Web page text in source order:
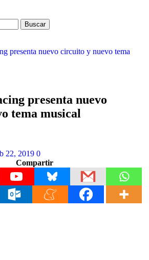
Buscar
presenta nuevo circuito y nuevo tema
presenta nuevo
tema musical
22, 2019 0
Compartir